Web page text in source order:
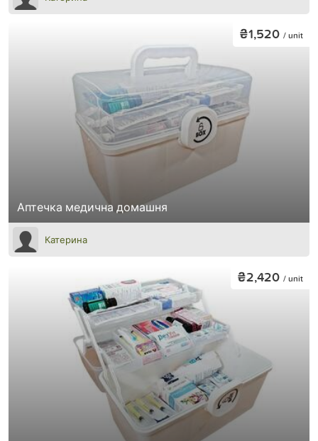
Аптечка медична домашня
₴1,520 / unit
Катерина
₴2,420 / unit